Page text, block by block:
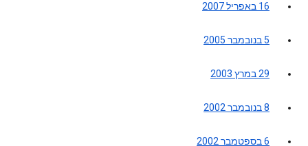
16 באפריל 2007
5 בנובמבר 2005
29 במרץ 2003
8 בנובמבר 2002
6 בספטמבר 2002